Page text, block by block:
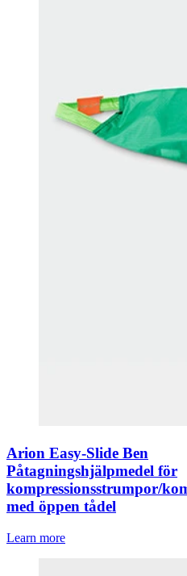
Arion Easy-Slide Ben
Påtagningshjälpmedel för
kompressionsstrumpor/
med öppen tådel
Learn more